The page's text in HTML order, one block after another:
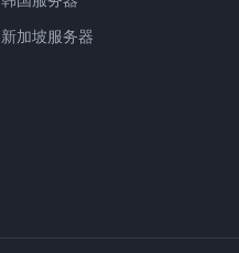
新加坡服务器